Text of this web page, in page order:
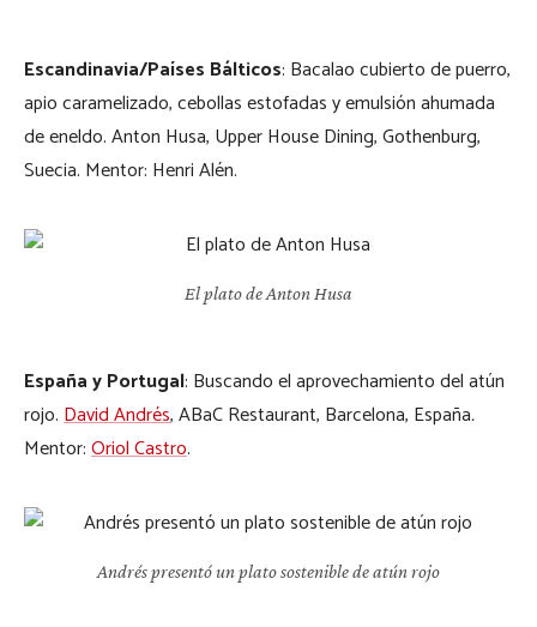
Escandinavia/Países Bálticos: Bacalao cubierto de puerro,
apio caramelizado, cebollas estofadas y emulsión ahumada
de eneldo. Anton Husa, Upper House Dining, Gothenburg,
Suecia. Mentor: Henri Alén.
El plato de Anton Husa
España y Portugal: Buscando el aprovechamiento del atún
rojo.David Andrés, ABaC Restaurant, Barcelona, España.
Mentor:Oriol Castro.
Andrés presentó un plato sostenible de atún rojo